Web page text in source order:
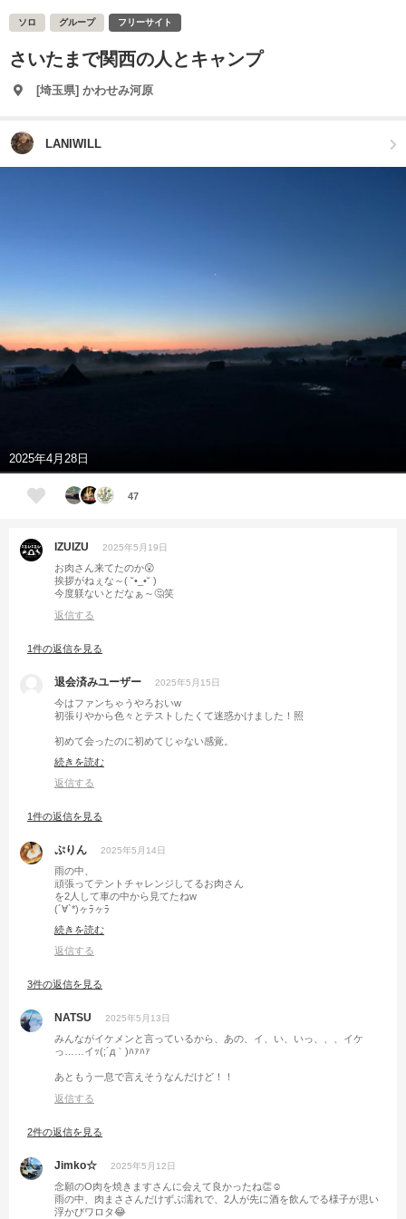
ソロ グループ フリーサイト
さいたまで関西の人とキャンプ
[埼玉県] かわせみ河原
LANIWILL
2025年4月28日
47
IZUIZU 2025年5月19日
お肉さん来てたのか😲
挨拶がねぇな～( ˘•_•˘ )
今度躾ないとだなぁ～🤔笑
返信する
1件の返信を見る
退会済みユーザー 2025年5月15日
今はファンちゃうやろおいw
初張りやから色々とテストしたくて迷惑かけました！照
初めて会ったのに初めてじゃない感覚。
あれ？会ったよな？
中学同じやった？
いや！知ってるけど！
な感じでした。
2人が楽しく話してるのを後ろから見ながら料理してるの楽しかったわw
朝食作ってる時にflyingグリドルでぷりんのシート溶かしたのは内緒やけど
ね🍳
続きを読む
返信する
1件の返信を見る
ぷりん 2025年5月14日
雨の中、
頑張ってテントチャレンジしてるお肉さん
を2人して車の中から見てたねw
(´∀`*)ヶﾗヶﾗ
……一番雨がすごいときに
あえて挑む勇者‼️
記事にしてくれてたの気づかなかった😅
続きを読む
返信する
3件の返信を見る
NATSU 2025年5月13日
みんながイケメンと言っているから、あの、イ、い、いっ、、、イケ
っ……イｯ(;´д｀)ﾊｧﾊｧ
あともう一息で言えそうなんだけど！！
返信する
2件の返信を見る
Jimko☆ 2025年5月12日
念願のO肉を焼きますさんに会えて良かったね👏☺️
雨の中、肉まささんだけずぶ濡れで、2人が先に酒を飲んでる様子が思い
浮かびワロタ😂